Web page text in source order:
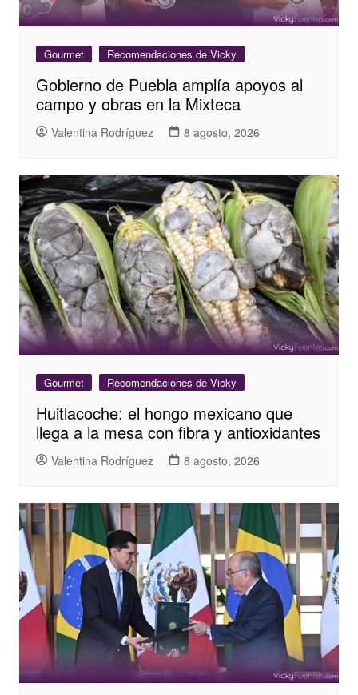
Gourmet Recomendaciones de Vicky
Gobierno de Puebla amplía apoyos al
campo y obras en la Mixteca
Valentina Rodríguez 8 agosto, 2026
Gourmet Recomendaciones de Vicky
Huitlacoche: el hongo mexicano que
llega a la mesa con fibra y antioxidantes
Valentina Rodríguez 8 agosto, 2026